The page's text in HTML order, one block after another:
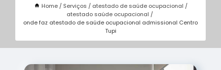
Home Serviços
atestado de saúde ocupacional
atestado saúde ocupacional
onde faz atestado de saúde ocupacional admissional Centro
Tupi